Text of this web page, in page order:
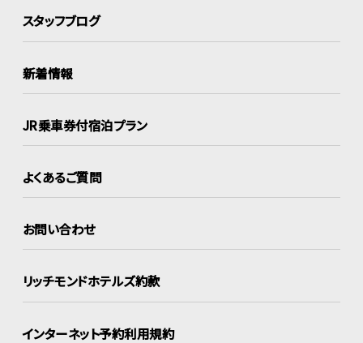
スタッフブログ
新着情報
JR乗車券付宿泊プラン
よくあるご質問
お問い合わせ
リッチモンドホテルズ約款
インターネット予約利用規約